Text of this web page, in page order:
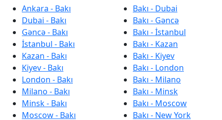
Ankara - Bakı
Dubai - Bakı
Gəncə - Bakı
İstanbul - Bakı
Kazan - Bakı
Kiyev - Bakı
London - Bakı
Milano - Bakı
Minsk - Bakı
Moscow - Bakı
Bakı - Dubai
Bakı - Gəncə
Bakı - İstanbul
Bakı - Kazan
Bakı - Kiyev
Bakı - London
Bakı - Milano
Bakı - Minsk
Bakı - Moscow
Bakı - New York